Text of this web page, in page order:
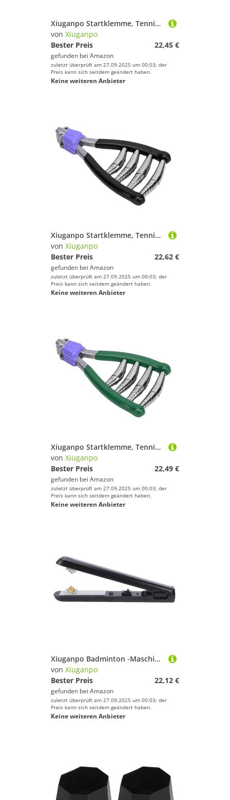
Xiuganpo Startklemme, Tennisschläger Machine Federstahl für Badminton (Rot)
von Xiuganpo
Bester Preis
22,45 €
gefunden bei Amazon
zuletzt überprüft am 27.09.2025 um 00:03; der
Preis kann sich seitdem geändert haben.
Keine weiteren Anbieter
Xiuganpo Startklemme, Tennisschläger Machine Federstahl für Badminton (Black)
von Xiuganpo
Bester Preis
22,62 €
gefunden bei Amazon
zuletzt überprüft am 27.09.2025 um 00:03; der
Preis kann sich seitdem geändert haben.
Keine weiteren Anbieter
Xiuganpo Startklemme, Tennisschläger Machine Federstahl für Badminton (Green)
von Xiuganpo
Bester Preis
22,49 €
gefunden bei Amazon
zuletzt überprüft am 27.09.2025 um 00:03; der
Preis kann sich seitdem geändert haben.
Keine weiteren Anbieter
Xiuganpo Badminton -Maschinen -String -Klemme, USB -betriebene Trommetenwerkzeuge, Schnell und Effizient, Einfach zu Bedienend, Saiting -Maschinenzange für Badminton -Schläger
von Xiuganpo
Bester Preis
22,12 €
gefunden bei Amazon
zuletzt überprüft am 27.09.2025 um 00:03; der
Preis kann sich seitdem geändert haben.
Keine weiteren Anbieter